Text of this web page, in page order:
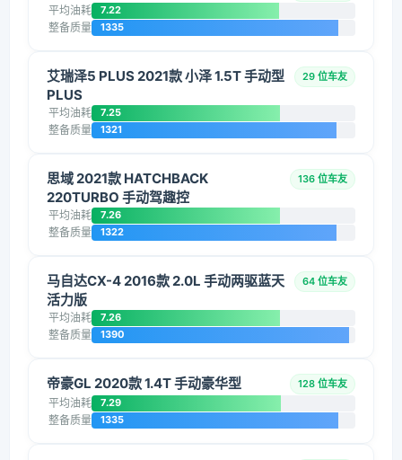
平均油耗 7.22
整备质量 1335
艾瑞泽5 PLUS 2021款 小泽 1.5T 手动型
PLUS
29 位车友
平均油耗 7.25
整备质量 1321
思域 2021款 HATCHBACK
220TURBO 手动驾趣控
136 位车友
平均油耗 7.26
整备质量 1322
马自达CX-4 2016款 2.0L 手动两驱蓝天
活力版
64 位车友
平均油耗 7.26
整备质量 1390
帝豪GL 2020款 1.4T 手动豪华型 128 位车友
平均油耗 7.29
整备质量 1335